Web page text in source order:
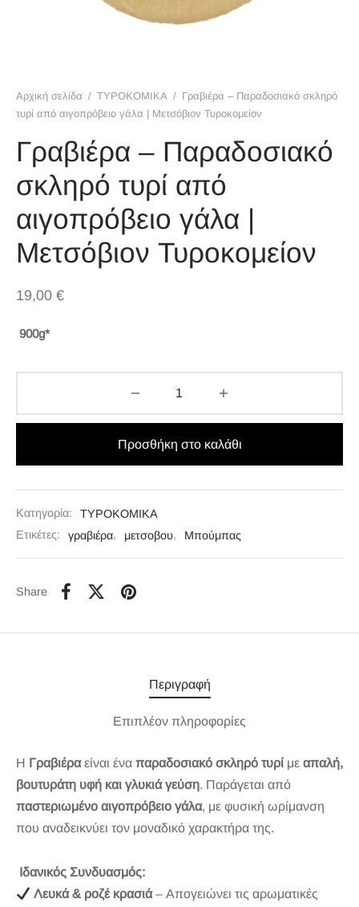
Αρχική σελίδα / ΤΥΡΟΚΟΜΙΚΑ / Γραβιέρα – Παραδοσιακό σκληρό
τυρί από αιγοπρόβειο γάλα | Μετσόβιον Τυροκομείον
Γραβιέρα – Παραδοσιακό
σκληρό τυρί από
αιγοπρόβειο γάλα |
Μετσόβιον Τυροκομείον
19,00 €
900g*
Προσθήκη στο καλάθι
Κατηγορία:
ΤΥΡΟΚΟΜΙΚΑ
Ετικέτες:
γραβιέρα, μετσοβου, Μπούμπας
Share
Περιγραφή
Επιπλέον πληροφορίες
Η Γραβιέραείναι ένα παραδοσιακό σκληρό τυρί με απαλή,
βουτυράτη υφή και γλυκιά γεύση. Παράγεται από
παστεριωμένο αιγοπρόβειο γάλα, με φυσική ωρίμανση
που αναδεικνύει τον μοναδικό χαρακτήρα της.
Ιδανικός Συνδυασμός:
Λευκά & ροζέ κρασιά– Απογειώνει τις αρωματικές
ΤΟΥ ΚΟΥΤΑΛΙΟΥ
ΠΙΠΕΡΙΑΣ